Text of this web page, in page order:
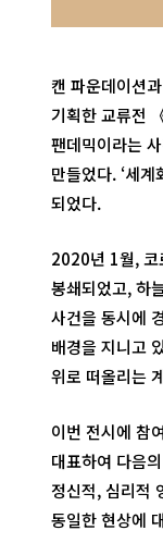
캔 파운데이션
기획한 교류전
팬데믹이라는
만들었다. ‘세
되었다.
2020년 1월, 코
봉쇄되었고, 하
사건을 동시에
배경을 지니고
위로 떠올리는
이번 전시에 참
대표하여 다음
정신적, 심리적
동일한 현상에